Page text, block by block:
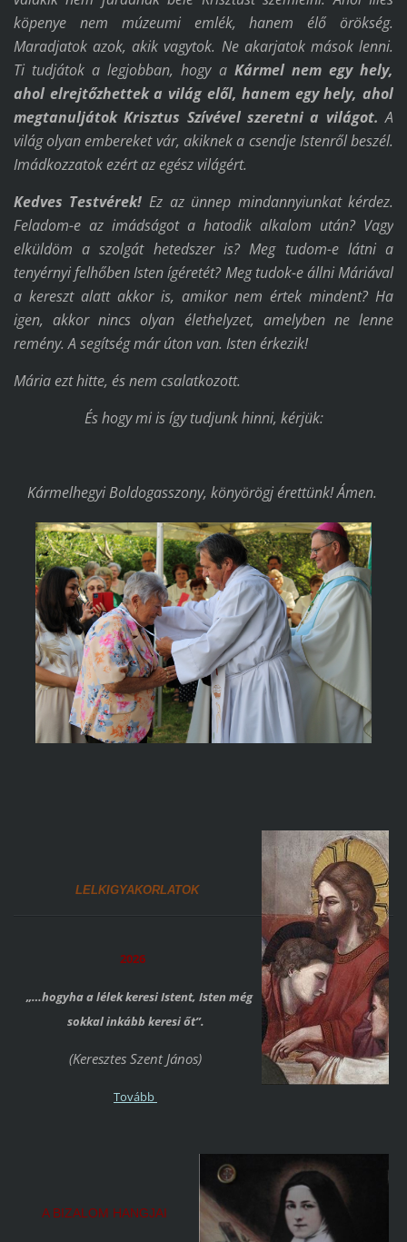
köpenye nem múzeumi emlék, hanem élő örökség.
Maradjatok azok, akik vagytok. Ne akarjatok mások lenni.
Ti tudjátok a legjobban, hogy aKármel nem egy hely,
ahol elrejtőzhetteka világ elől, hanem egy hely, ahol
megtanuljátokKrisztus Szívével szeretni a világot. A
világ olyan embereket vár, akiknek a csendje Istenről beszél.
Imádkozzatok ezért az egész világért.
Kedves Testvérek! Ez az ünnep mindannyiunkat kérdez.
Feladom-e az imádságot a hatodik alkalom után? Vagy
elküldöm a szolgát hetedszer is? Meg tudom-e látni a
tenyérnyi felhőben Isten ígéretét? Meg tudok-e állni Máriával
a kereszt alatt akkor is, amikor nem értek mindent? Ha
igen, akkor nincs olyan élethelyzet, amelyben ne lenne
remény. A segítség már úton van. Isten érkezik!
Mária ezt hitte, és nem csalatkozott.
És hogy mi is így tudjunk hinni, kérjük:
Kármelhegyi Boldogasszony, könyörögj érettünk! Ámen.
LELKIGYAKORLATOK
2026
„…hogyha a lélek keresi Istent, Isten még
sokkal inkább keresi őt”.
(Keresztes Szent János)
Tovább
A BIZALOM HANGJAI